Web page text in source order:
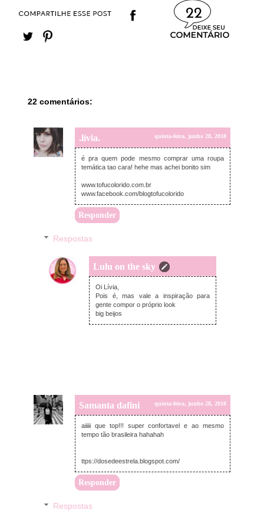
22
22 comentários:
.lívia. quinta-feira, junho 28, 2018
é pra quem pode mesmo comprar uma roupa
temática tao cara! hehe mas achei bonito sim
www.tofucolorido.com.br
www.facebook.com/blogtofucolorido
Responder
Respostas
Lulu on the sky
quinta-feira, junho 28, 2018
Oi Lívia,
Pois é, mas vale a inspiração para
gente compor o próprio look
big beijos
Samanta dafini quinta-feira, junho 28, 2018
aiiiii que top!!! super confortavel e ao mesmo
tempo tão brasileira hahahah
ttps://dosedeestrela.blogspot.com/
Responder
Respostas